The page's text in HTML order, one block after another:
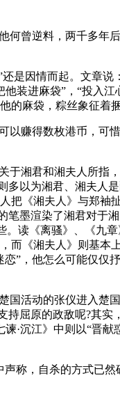
曾逆料，两千多年
是因情而起。文章说
装进麻袋”，“投入
麻袋，粽丝象征着捆
赚得数枚港币，可
湘君和湘夫人所指
以为湘君、湘夫人
把《湘夫人》与郑袖
笔墨渲染了湘君对于
读《离骚》、《九
而《湘夫人》则基本
”，他怎么可能仅仅
活动的张仪进入楚
持屈原的政敌呢?其
·沉江》中则以“晋献
称，自杀的方式已然